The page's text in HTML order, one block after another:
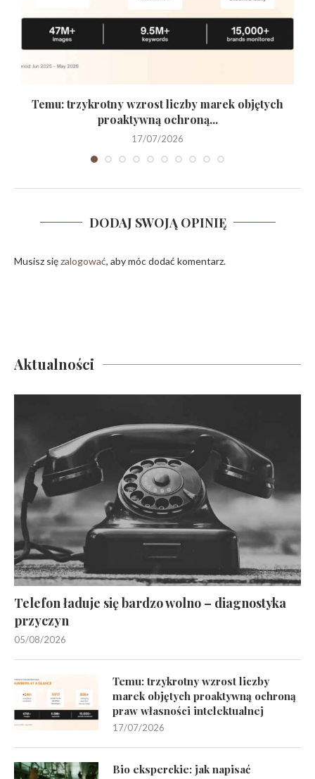
Temu: trzykrotny wzrost liczby marek objętych
proaktywną ochroną...
17/07/2026
DODAJ SWOJĄ OPINIĘ
Musisz sięzalogować, aby móc dodać komentarz.
Aktualności
Telefon ładuje się bardzo wolno – diagnostyka
przyczyn
05/08/2026
Temu: trzykrotny wzrost liczby
marek objętych proaktywną ochroną
praw własności intelektualnej
17/07/2026
Bio eksperckie: jak napisać